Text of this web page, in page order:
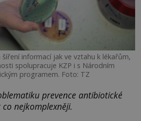
šíření informací jak ve vztahu k lékařům,
spolupracuje KZP i s Národním
programem. Foto: TZ
prevence antibiotické
nejkomplexněji.